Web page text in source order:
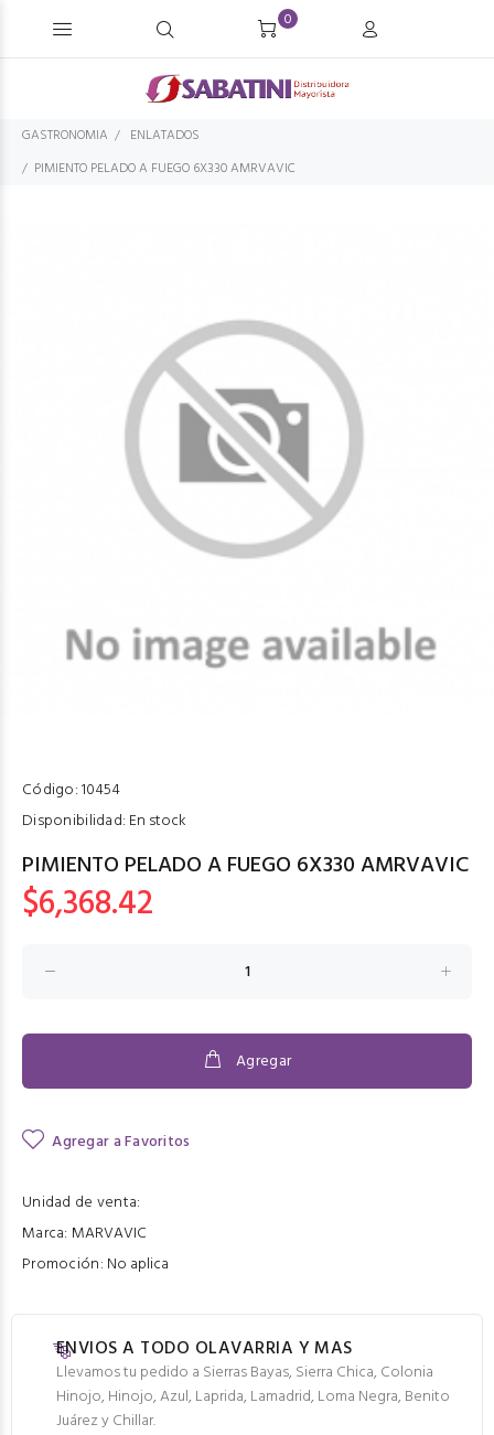
0
GASTRONOMIA
ENLATADOS
PIMIENTO PELADO A FUEGO 6X330 AMRVAVIC
Código:10454
Disponibilidad: En stock
PIMIENTO PELADO A FUEGO 6X330 AMRVAVIC
$6,368.42
Agregar
Agregar a Favoritos
Unidad de venta:
Marca: MARVAVIC
Promoción: No aplica
ENVIOS A TODO OLAVARRIA Y MAS
Llevamos tu pedido a Sierras Bayas, Sierra Chica, Colonia
Hinojo, Hinojo, Azul, Laprida, Lamadrid, Loma Negra, Benito
Juárez y Chillar.